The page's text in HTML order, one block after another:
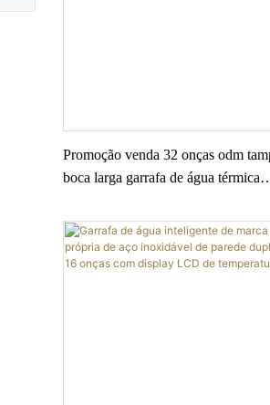
Promoção venda 32 onças odm
boca larga garrafa de água térmica
de água de aço inoxidável